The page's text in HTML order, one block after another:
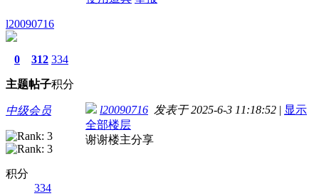
l20090716
0
主题
312
帖子
334
积分
中级会员
积分
334
l20090716 发表于 2025-6-3 11:18:52 | 显示
全部楼层
谢谢楼主分享